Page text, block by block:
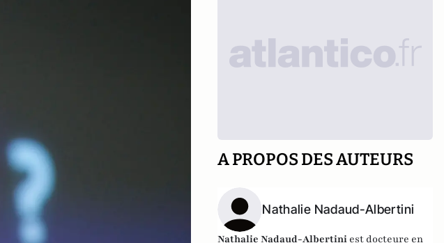
A PROPOS DES AUTEURS
Nathalie Nadaud-Albertini
Nathalie Nadaud-Albertini est docteure en